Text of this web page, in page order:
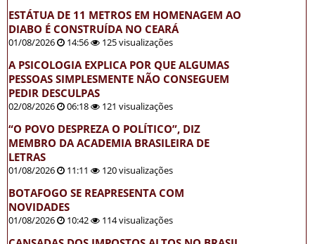
ESTÁTUA DE 11 METROS EM HOMENAGEM AO
DIABO É CONSTRUÍDA NO CEARÁ
01/08/2026 14:56 125 visualizações
A PSICOLOGIA EXPLICA POR QUE ALGUMAS
PESSOAS SIMPLESMENTE NÃO CONSEGUEM
PEDIR DESCULPAS
02/08/2026 06:18 121 visualizações
“O POVO DESPREZA O POLÍTICO”, DIZ
MEMBRO DA ACADEMIA BRASILEIRA DE
LETRAS
01/08/2026 11:11 120 visualizações
BOTAFOGO SE REAPRESENTA COM
NOVIDADES
01/08/2026 10:42 114 visualizações